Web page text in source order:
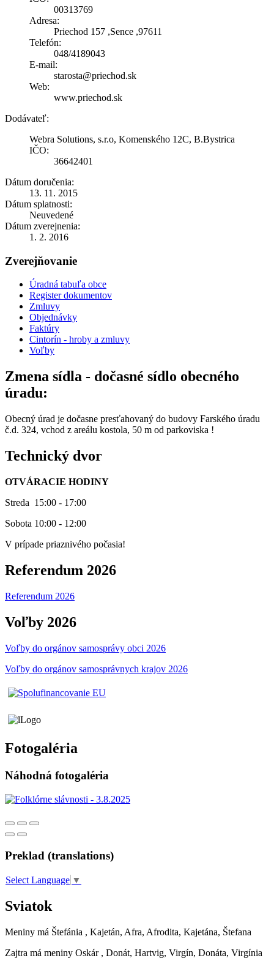
00313769
Adresa:
Priechod 157 ,Sence ,97611
Telefón:
048/4189043
E-mail:
starosta@priechod.sk
Web:
www.priechod.sk
Dodávateľ:
Webra Solutions, s.r.o, Komenského 12C, B.Bystrica
IČO:
36642401
Dátum doručenia:
13. 11. 2015
Dátum splatnosti:
Neuvedené
Dátum zverejnenia:
1. 2. 2016
Zverejňovanie
Úradná tabuľa obce
Register dokumentov
Zmluvy
Objednávky
Faktúry
Cintorín - hroby a zmluvy
Voľby
Zmena sídla - dočasné sídlo obecného
úradu:
Obecný úrad je dočasne presťahovaný do budovy Farského úradu
č.d. 324, vchod z areálu kostola, 50 m od parkoviska !
Technický dvor
OTVÁRACIE HODINY
Streda 15:00 - 17:00
Sobota 10:00 - 12:00
V prípade priaznivého počasia!
Referendum 2026
Referendum 2026
Voľby 2026
Voľby do orgánov samosprávy obci 2026
Voľby do orgánov samosprávnych krajov 2026
Fotogaléria
Náhodná fotogaléria
Preklad (translations)
Select Language ▼
Sviatok
Meniny má Štefánia , Kajetán, Afra, Afrodita, Kajetána, Štefana
Zajtra má meniny Oskár , Donát, Hartvig, Virgín, Donáta, Virgínia